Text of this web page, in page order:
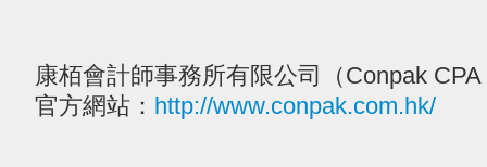
康栢會計師事務所有限公司（Conpak
官方網站： http://www.conpak.com.hk/